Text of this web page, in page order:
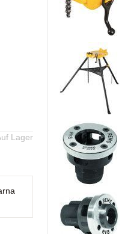
Lager